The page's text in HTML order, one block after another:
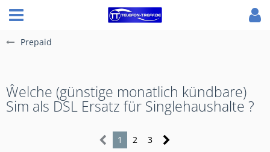
Prepaid
Ŵelche (günstige monatlich kündbare)
Sim als DSL Ersatz für Singlehaushalte ?
1 2 3